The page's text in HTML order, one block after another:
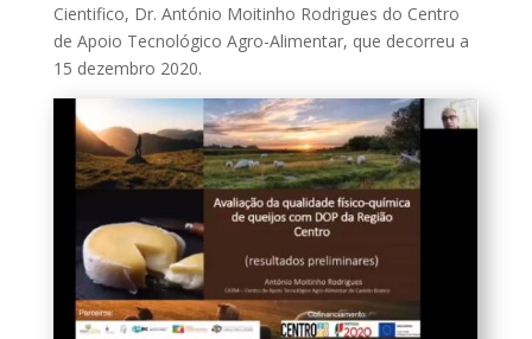
Cientifico, Dr. António Moitinho Rodrigues do Centro
de Apoio Tecnológico Agro-Alimentar, que decorreu a
15 dezembro 2020.